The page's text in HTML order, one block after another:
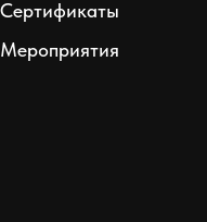
Сертификаты
Мероприятия